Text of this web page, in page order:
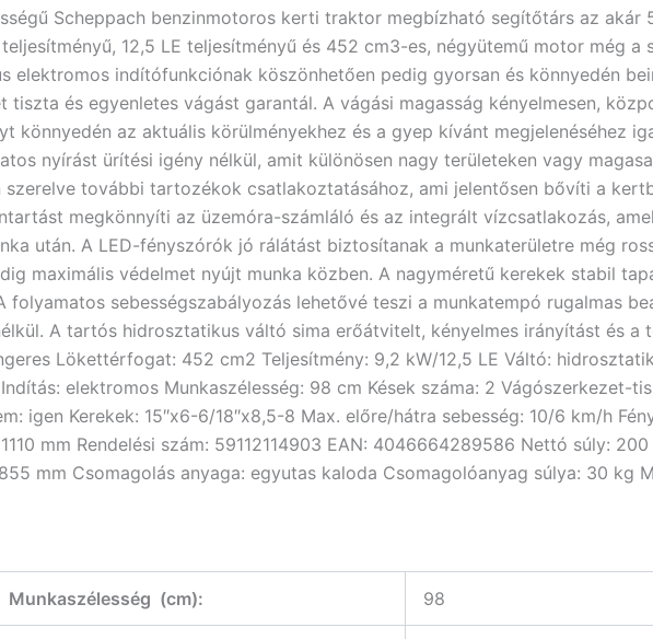
Scheppach benzinmotoros kerti traktor megbízható segítőtárs az akár
12,5 LE teljesítményű és 452 cm3-es, négyütemű motor még
elektromos indítófunkciónak köszönhetően pedig gyorsan és könnyedén
tiszta és egyenletes vágást garantál. A vágási magasság kényelmesen,
könnyedén az aktuális körülményekhez és a gyep kívánt megjelenéséhez
nyírást ürítési igény nélkül, amit különösen nagy területeken vagy
szerelve további tartozékok csatlakoztatásához, ami jelentősen bővíti a
megkönnyíti az üzemóra-számláló és az integrált vízcsatlakozás,
után. A LED-fényszórók jó rálátást biztosítanak a munkaterületre még
maximális védelmet nyújt munka közben. A nagyméretű kerekek stabil
folyamatos sebességszabályozás lehetővé teszi a munkatempó rugalmas
A tartós hidrosztatikus váltó sima erőátvitelt, kényelmes irányítást és
Lökettérfogat: 452 cm2 Teljesítmény: 9,2 kW/12,5 LE Váltó:
elektromos Munkaszélesség: 98 cm Kések száma: 2 Vágószerkezet-
igen Kerekek: 15″x6-6/18″x8,5-8 Max. előre/hátra sebesség: 10/6 km/h
mm Rendelési szám: 59112114903 EAN: 4046664289586 Nettó súly:
mm Csomagolás anyaga: egyutas kaloda Csomagolóanyag súlya: 30 kg
Munkaszélesség (cm): 98